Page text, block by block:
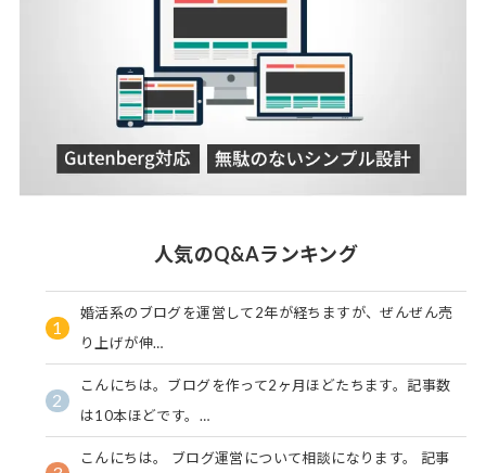
人気のQ&Aランキング
1
婚活系のブログを運営して2年が経ちますが、ぜんぜん売
り上げが伸…
2
こんにちは。ブログを作って2ヶ月ほどたちます。記事数
は10本ほどです。…
こんにちは。 ブログ運営について相談になります。 記事